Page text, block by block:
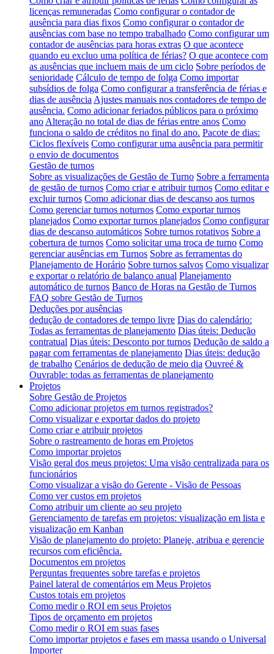
licenças remuneradas Como configurar o contador de
ausência para dias fixos Como configurar o contador de
ausências com base no tempo trabalhado Como configurar um
contador de ausências para horas extras O que acontece
quando eu excluo uma política de férias? O que acontece com
as ausências que incluem mais de um ciclo Sobre períodos de
senioridade Cálculo de tempo de folga Como importar
subsídios de folga Como configurar a transferência de férias e
dias de ausência Ajustes manuais nos contadores de tempo de
ausência. Como adicionar feriados públicos para o próximo
ano Alteração no total de dias de férias entre anos Como
funciona o saldo de créditos no final do ano. Pacote de dias:
Ciclos flexíveis Como configurar uma ausência para permitir
o envio de documentos
Gestão de turnos
Sobre as visualizações de Gestão de Turno Sobre a ferramenta
de gestão de turnos Como criar e atribuir turnos Como editar e
excluir turnos Como adicionar dias de descanso aos turnos
Como gerenciar turnos noturnos Como exportar turnos
planejados Como exportar turnos planejados Como configurar
dias de descanso automáticos Sobre turnos rotativos Sobre a
cobertura de turnos Como solicitar uma troca de turno Como
gerenciar ausências em Turnos Sobre as ferramentas do
Planejamento de Horário Sobre turnos salvos Como visualizar
e exportar o relatório de balanço anual Planejamento
automático de turnos Banco de Horas na Gestão de Turnos
FAQ sobre Gestão de Turnos
Deduções por ausências
dedução de contadores de tempo livre Dias do calendário:
Todas as ferramentas de planejamento Dias úteis: Dedução
contratual Dias úteis: Desconto por turnos Dedução de saldo a
pagar com ferramentas de planejamento Dias úteis: dedução
de trabalho Cenários de dedução de meio dia Ouvreé &
Ouvrable: todas as ferramentas de planejamento
Projetos
Sobre Gestão de Projetos
Como adicionar projetos em turnos registrados?
Como visualizar e exportar dados do projeto
Como criar e atribuir projetos
Sobre o rastreamento de horas em Projetos
Como importar projetos
Visão geral dos meus projetos: Uma visão centralizada para os
funcionários
Como visualizar a visão do Gerente - Visão de Pessoas
Como ver custos em projetos
Como atribuir um cliente ao seu projeto
Gerenciamento de tarefas em projetos: visualização em lista e
visualização em Kanban
Visão de planejamento do projeto: Planeje, atribua e gerencie
recursos com eficiência.
Documentos em projetos
Perguntas frequentes sobre tarefas e projetos
Painel lateral de comentários em Meus Projetos
Custos totais em projetos
Como medir o ROI em seus Projetos
Tipos de orçamento em projetos
Como medir o ROI em suas fases
Como importar projetos e fases em massa usando o Universal
Importer